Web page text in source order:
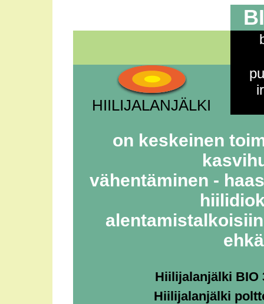
HIILIJALANJÄLKI
on keskeinen
vähentäminen -
Hiilijalanjälki BIO
Hiilijalanjälki